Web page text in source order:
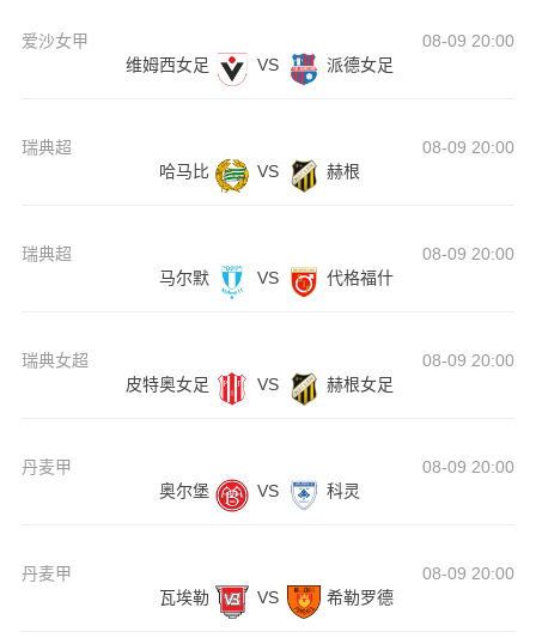
爱沙女甲
08-09 20:00
维姆西女足
VS 派德女足
瑞典超
08-09 20:00
哈马比
VS 赫根
瑞典超
08-09 20:00
马尔默
VS 代格福什
瑞典女超
08-09 20:00
皮特奥女足
VS 赫根女足
丹麦甲
08-09 20:00
奥尔堡
VS 科灵
丹麦甲
08-09 20:00
瓦埃勒
VS 希勒罗德